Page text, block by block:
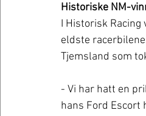
Historiske NM-
I Historisk
eldste
Tjemsland som
- Vi har hatt en
hans Ford Escort